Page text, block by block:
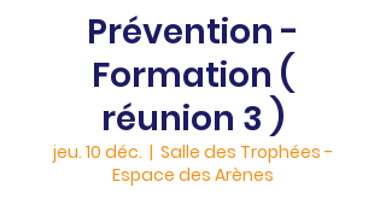
Prévention -
Formation (
réunion 3 )
jeu. 10 déc.
  |
Salle des Trophées -
Espace des Arènes